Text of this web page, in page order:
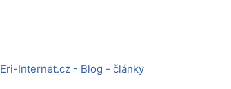
Eri-Internet.cz - Blog - články